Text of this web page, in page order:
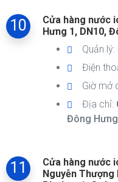
10
Cửa hàng nước
Hưng 1, DN10,
Quản lý:
Điện
Giờ mở
Địa chỉ:
Đông
11
Cửa hàng nước
Nguyễn Thượng